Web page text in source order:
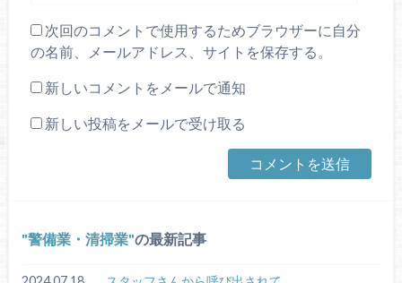
次回のコメントで使用するためブラウザーに自分
の名前、メールアドレス、サイトを保存する。
新しいコメントをメールで通知
新しい投稿をメールで受け取る
警備業・清掃業 の最新記事